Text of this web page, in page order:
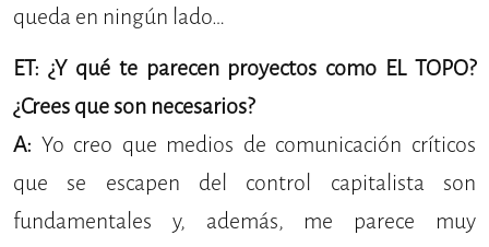
queda en ningún lado…
ET: ¿Y qué te parecen proyectos como EL TOPO?
¿Crees que son necesarios?
A: Yo creo que medios de comunicación críticos
que se escapen del control capitalista son
fundamentales y, además, me parece muy